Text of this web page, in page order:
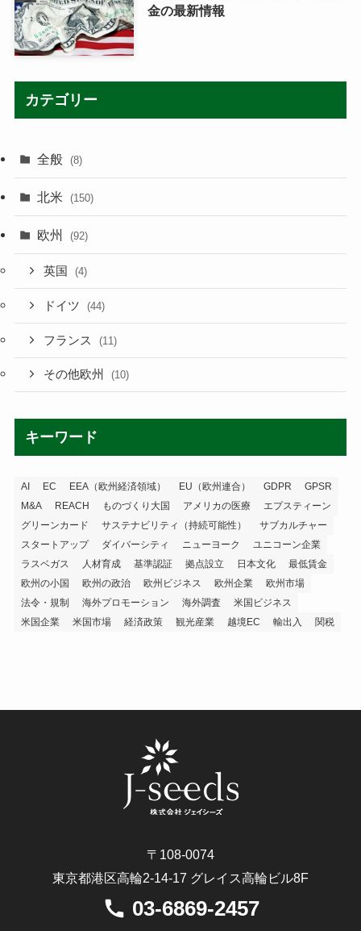
金の最新情報
カテゴリー
全般 (8)
北米 (150)
欧州 (92)
英国 (4)
ドイツ (44)
フランス (11)
その他欧州 (10)
キーワード
AI EC EEA（欧州経済領域） EU（欧州連合） GDPR
GPSR
M&A
REACH ものづくり大国 アメリカの医療
エプスティーン
グリーンカード
サステナビリティ（持続可能性）
サブカルチャー
スタートアップ
ダイバーシティ ニューヨーク
ユニコーン企業
ラスベガス
人材育成 基準認証 拠点設立 日本文化
最低賃金
欧州の小国
欧州の政治 欧州ビジネス 欧州企業
欧州市場
法令・規制
海外プロモーション 海外調査
米国ビジネス
米国企業
米国市場 経済政策 観光産業 越境EC 輸出入 関税
〒108-0074
東京都港区高輪2-14-17 グレイス高輪ビル8F
03-6869-2457